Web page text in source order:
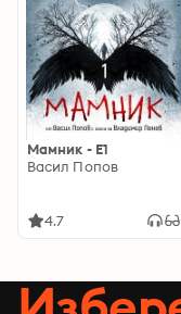
Мамник - E1
Васил Попов
4.7